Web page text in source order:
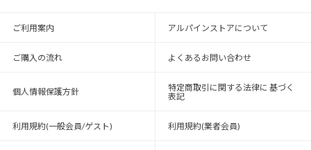
ご利用案内 アルパインストアについて
ご購入の流れ よくあるお問い合わせ
個人情報保護方針
特定商取引に関する法律に 基づく
表記
利用規約(一般会員/ゲスト) 利用規約(業者会員)